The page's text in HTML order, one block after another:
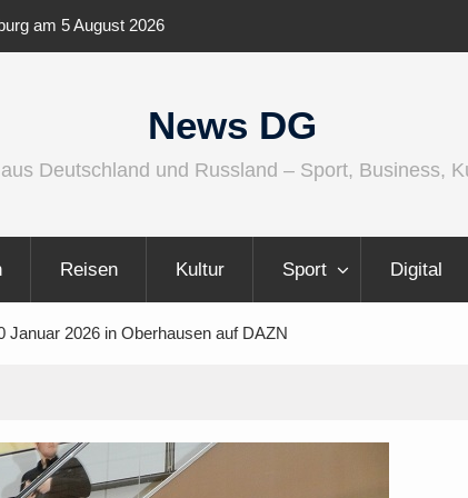
und
News DG
Deutschland und Russland – Sport, Business,
Reisen Kultur Sport Digital
Januar 2026 in Oberhausen auf DAZN